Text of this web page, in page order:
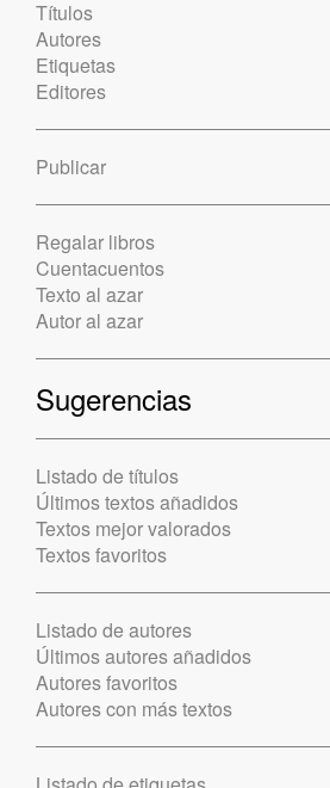
Títulos
Autores
Etiquetas
Editores
Publicar
Regalar libros
Cuentacuentos
Texto al azar
Autor al azar
Sugerencias
Listado de títulos
Últimos textos añadidos
Textos mejor valorados
Textos favoritos
Listado de autores
Últimos autores añadidos
Autores favoritos
Autores con más textos